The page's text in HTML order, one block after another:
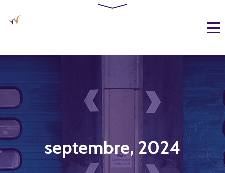
septembre, 2024